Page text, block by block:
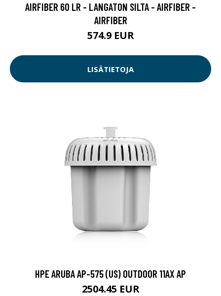
AIRFIBER 60 LR - LANGATON SILTA - AIRFIBER -
AIRFIBER
574.9 EUR
LISÄTIETOJA
HPE ARUBA AP-575 (US) OUTDOOR 11AX AP
2504.45 EUR